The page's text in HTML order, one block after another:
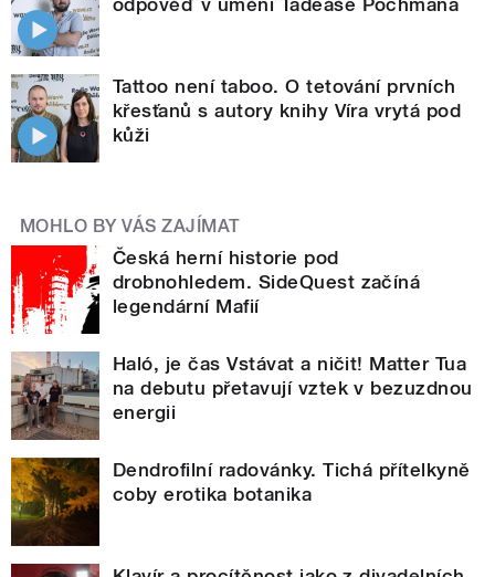
Tattoo není taboo. O tetování prvních
křesťanů s autory knihy Víra vrytá pod
kůži
MOHLO BY VÁS ZAJÍMAT
Česká herní historie pod
drobnohledem. SideQuest začíná
legendární Mafií
Haló, je čas Vstávat a ničit! Matter Tua
na debutu přetavují vztek v bezuzdnou
energii
Dendrofilní radovánky. Tichá přítelkyně
coby erotika botanika